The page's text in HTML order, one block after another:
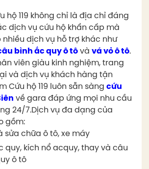
hộ 119 không chỉ là địa chỉ đáng
dịch vụ cứu hộ khẩn cấp mà
dịch vụ hỗ trợ khác như
bình ắc quy ô tô và vá vỏ ô tô.
viên giàu kinh nghiệm, trang
và dịch vụ khách hàng tận
Cứu hộ 119 luôn sẵn sàng cứu
về gara đáp ứng mọi nhu cầu
24/7.Dịch vụ đa dạng của
gồm:
sửa chữa ô tô, xe máy
quy, kích nổ acquy, thay và câu
ô tô